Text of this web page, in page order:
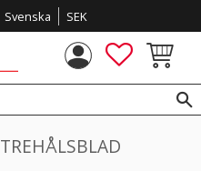
Svenska SEK
FAVORITER
TREHÅLSBLAD